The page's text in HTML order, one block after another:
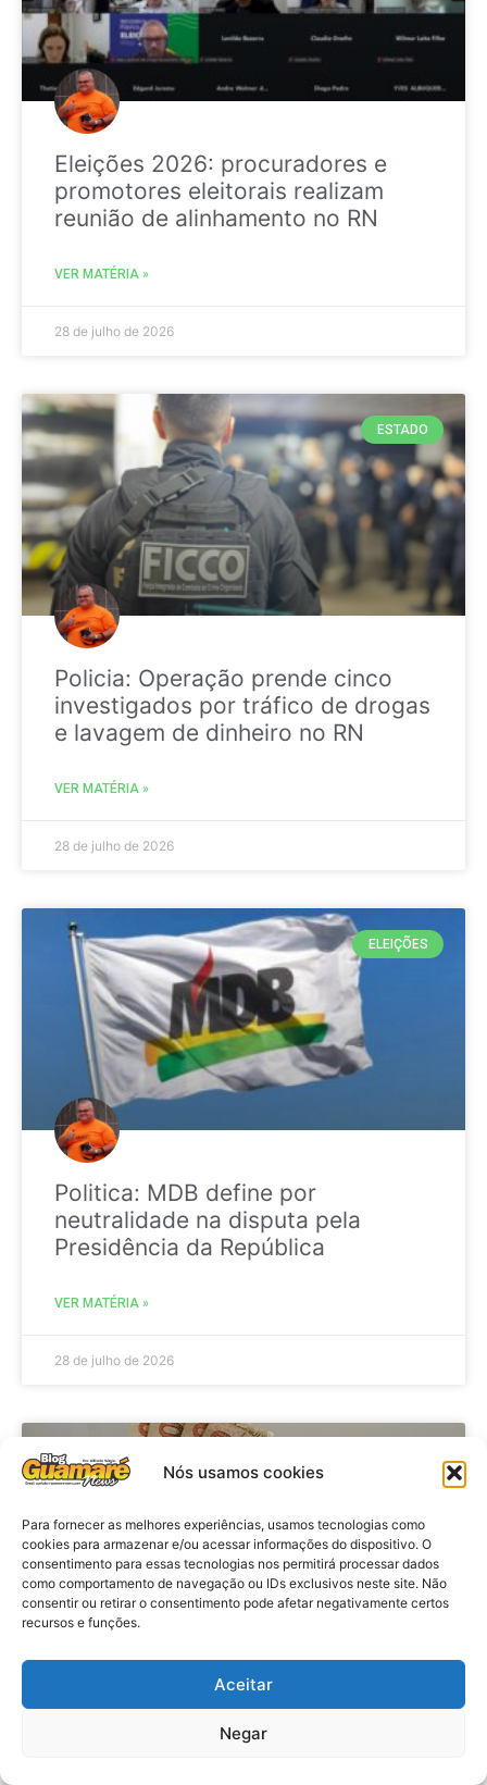
Nós usamos cookies
Para fornecer as melhores experiências, usamos tecnologias como
cookies para armazenar e/ou acessar informações do dispositivo. O
consentimento para essas tecnologias nos permitirá processar dados
como comportamento de navegação ou IDs exclusivos neste site. Não
consentir ou retirar o consentimento pode afetar negativamente certos
recursos e funções.
Aceitar
Negar
Eleições 2026: procuradores e
promotores eleitorais realizam
reunião de alinhamento no RN
VER MATÉRIA »
28 de julho de 2026
ESTADO
Policia: Operação prende cinco
investigados por tráfico de drogas
e lavagem de dinheiro no RN
VER MATÉRIA »
28 de julho de 2026
ELEIÇÕES
Politica: MDB define por
neutralidade na disputa pela
Presidência da República
VER MATÉRIA »
28 de julho de 2026
Economia: Beneficiários com NIS
de final 7 recebem Bolsa Família